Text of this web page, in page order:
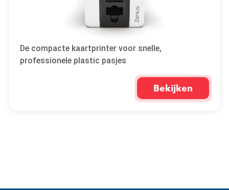
De compacte kaartprinter voor snelle,
professionele plastic pasjes
Bekijken